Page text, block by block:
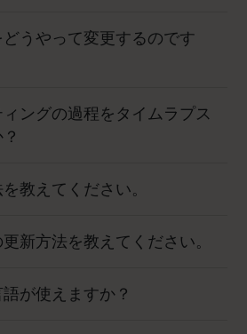
うやって変更するのです
ングの過程をタイムラプス
教えてください。
新方法を教えてください。
が使えますか？